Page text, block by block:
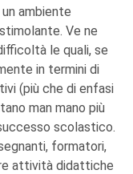
ambiente
Ve ne
le quali, se
in termini di
(più che di enfasi
man mano più
scolastico.
formatori,
attività didattiche